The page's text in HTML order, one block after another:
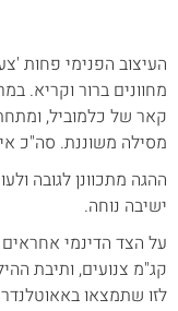
העיצוב הפנימי פחות
מחוונים ברור וקריא.
קאר של כלמוביל,
מסילה משוננת. סה"כ
ההגה מתכוונן לגובה
ישיבה נוחה.
קג"מ צנועים, ותיבת
לזו שתמצאו באאוטלנדר